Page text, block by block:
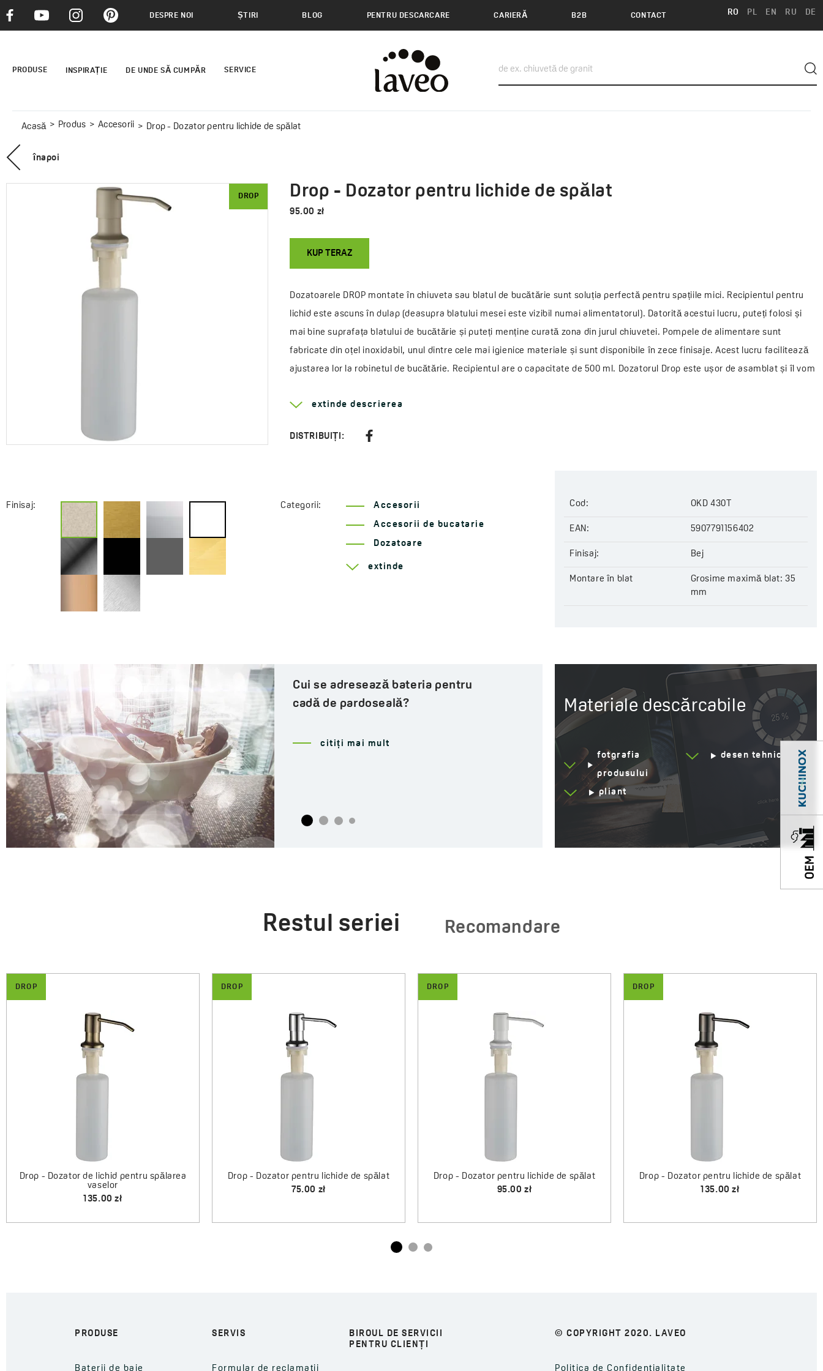
DESPRE NOI ȘTIRI BLOG PENTRU DESCARCARE CARIERĂ B2B CONTACT RO PL EN RU DE
PRODUSE INSPIRAȚIE DE UNDE SĂ CUMPĂR SERVICE
Acasă Produs Accesorii Drop - Dozator pentru lichide de spălat
înapoi
DROP Drop - Dozator pentru lichide de spălat
95.00 zł
KUP TERAZ
Dozatoarele DROP montate în chiuveta sau blatul de bucătărie sunt soluția perfectă pentru spațiile mici. Recipientul pentru
lichid este ascuns în dulap (deasupra blatului mesei este vizibil numai alimentatorul). Datorită acestui lucru, puteți folosi și
mai bine suprafața blatului de bucătărie și puteți menține curată zona din jurul chiuvetei. Pompele de alimentare sunt
fabricate din oțel inoxidabil, unul dintre cele mai igienice materiale și sunt disponibile în zece finisaje. Acest lucru facilitează
ajustarea lor la robinetul de bucătărie. Recipientul are o capacitate de 500 ml. Dozatorul Drop este ușor de asamblat și îl vom
Material:
oțel inoxidabil 304, plastic
OKD 430T
5907791156402
extinde descrierea
DISTRIBUIȚI:
Finisaj: Categorii: Accesorii
Accesorii de bucatarie
Dozatoare
Serie Drop
extinde
Cod: OKD 430T
EAN: 5907791156402
Finisaj: Bej
Montare în blat
Grosime maximă blat: 35
mm
Ce au în comun un robinet
hidraulic cu bateriile de baie...
citiți mai mult
Materiale descărcabile
fotgrafia
produsului
desen tehnic
pliant
Restul seriei Recomandare
DROP
Drop - Dozator de lichid pentru spălarea
vaselor
135.00 zł
DROP
Drop - Dozator pentru lichide de spălat
75.00 zł
DROP
Drop - Dozator pentru lichide de spălat
95.00 zł
DROP
Drop - Dozator pentru lichide de spălat
135.00 zł
PRODUSE
Baterii de baie
SERVIS
Formular de reclamații
BIROUL DE SERVICII
PENTRU CLIENȚI
© COPYRIGHT 2020. LAVEO
Politica de Confidențialitate